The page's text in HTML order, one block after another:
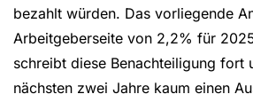
bezahlt würden. Das vorliegende
Arbeitgeberseite von 2,2% für
schreibt diese Benachteiligung fort
nächsten zwei Jahre kaum einen